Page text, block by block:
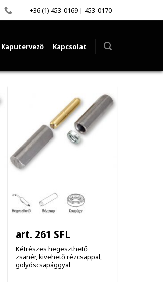
+36 (1) 453-0169 | 453-0170
Kaputervező Kapcsolat
art. 261 SFL
Kétrészes hegeszthető
zsanér, kivehető rézcsappal,
golyóscsapággyal